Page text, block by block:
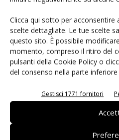
Clicca qui sotto per
scelte dettagliate. Le tue scelte
questo sito. È possibile
momento, compreso il ritiro del
pulsanti della Cookie Policy o
del consenso nella parte
Gestisci 1771 fornitori